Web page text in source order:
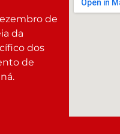
de
da
dos
de